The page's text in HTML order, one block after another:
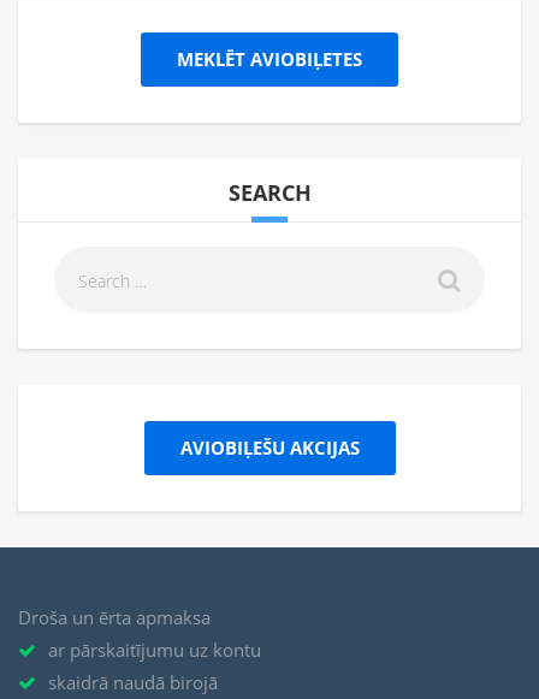
MEKLĒT AVIOBIĻETES
SEARCH
AVIOBIĻEŠU AKCIJAS
Droša un ērta apmaksa
ar pārskaitījumu uz kontu
skaidrā naudā birojā